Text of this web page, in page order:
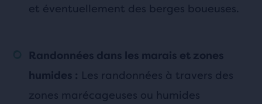
et éventuellement des berges boueuses.
Randonnées dans les marais et zones
humides : Les randonnées à travers des
zones marécageuses ou humides